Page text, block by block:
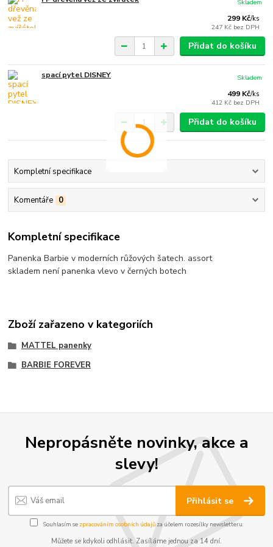
299 Kč/ks
247 Kč bez DPH
Skladem
Přidat do košíku
spací pytel DISNEY
499 Kč/ks
412 Kč bez DPH
Skladem
Přidat do košíku
Kompletní specifikace
Komentáře 0
Kompletní specifikace
Panenka Barbie v moderních růžových šatech. assort
skladem není panenka vlevo v černých botech
Zboží zařazeno v kategoriích
MATTEL panenky
BARBIE FOREVER
Nepropásněte novinky, akce a
slevy!
Přihlásit se
Souhlasím se zpracováním osobních údajůza účelem rozesílky newsletteru.
Můžete se kdykoli odhlásit. Zasíláme jednou za 14 dní.